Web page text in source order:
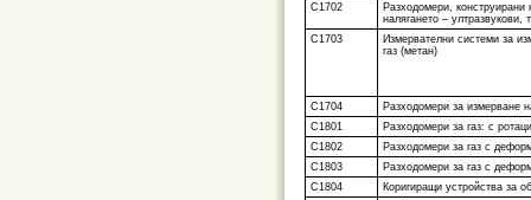
С1702
Разходомери, конструирани
налягането –
С1703
Измервателни системи за
газ (метан)
С1704
Разходомери за измерване
С1801
Разходомери за газ: с
С1802
Разходомери за газ с
С1803
Разходомери за газ с
С1804
Коригиращи устройства за